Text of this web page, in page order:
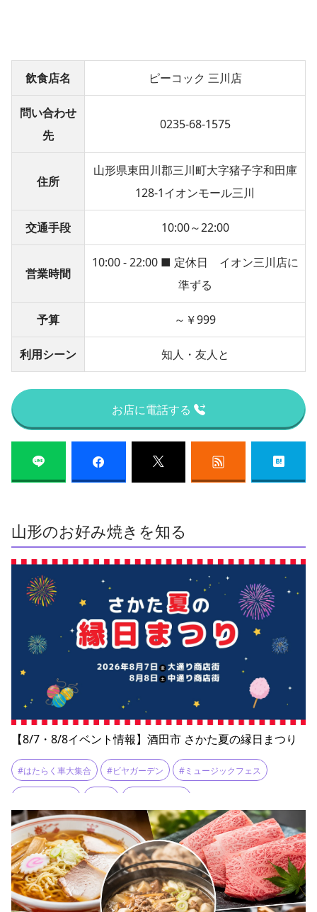
飲食店名 ピーコック 三川店
問い合わせ
先
0235-68-1575
住所
山形県東田川郡三川町大字猪子字和田庫
128-1イオンモール三川
交通手段 10:00～22:00
営業時間
10:00 - 22:00 ■ 定休日 イオン三川店に
準ずる
予算 ～￥999
利用シーン 知人・友人と
お店に電話する
山形のお好み焼きを知る
【8/7・8/8イベント情報】酒田市 さかた夏の縁日まつり
#はたらく車大集合 #ビヤガーデン #ミュージックフェス